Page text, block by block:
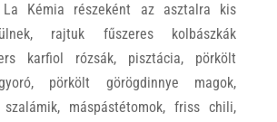
Kémia részeként az asztalra kis
rajtuk fűszeres kolbászkák
karfiol rózsák, pisztácia, pörkölt
pörkölt görögdinnye magok,
szalámik, máspástétomok, friss chili,